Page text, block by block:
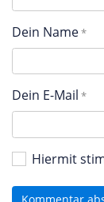
Dein Name
Dein E-Mail
Hiermit